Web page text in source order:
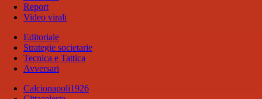
Report
Video virali
Editoriale
Strategie societarie
Tecnica e Tattica
Avversari
Calcionapoli1926